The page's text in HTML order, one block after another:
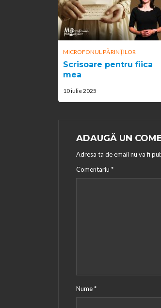
MICROFONUL PĂRINȚILOR
Scrisoare pentru fiica
mea
10 iulie 2025
ADAUGĂ UN
Adresa ta de email nu va fi
Comentariu *
Nume*